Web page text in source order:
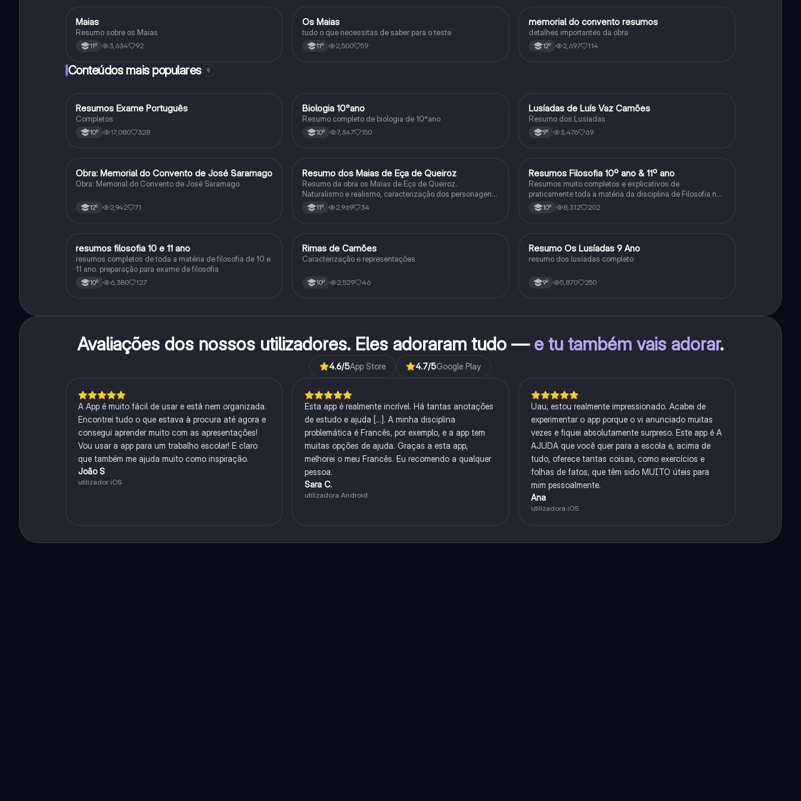
Português
Maias
Resumo sobre os Maias
11º 3,634 92
Português
Os Maias
tudo o que necessitas de saber para o teste
11º 2,500 59
Português
memorial do convento resumos
detalhes importantes da obra
12º 2,697 114
Conteúdos mais populares 9
Português
Resumos Exame Português
Completos
10º 17,080 328
Biologia
Biologia 10°ano
Resumo completo de biologia de 10°ano
10º 7,347 150
Português
Lusíadas de Luís Vaz Camões
Resumo dos Lusíadas
9º 3,476 69
Português
Obra: Memorial do Convento de José Saramago
Obra: Memorial do Convento de José Saramago
12º 2,942 71
Português
Resumo dos Maias de Eça de Queiroz
Resumo da obra os Maias de Eça de Queiroz.
Naturalismo e realismo, caracterização dos personagens
e contexto histórico.
11º 2,969 34
Filosofia
Resumos Filosofia 10º ano & 11º ano
Resumos muito completos e explicativos de
praticamente toda a matéria da disciplina de Filosofia no
10º 8,312 202
Filosofia
resumos filosofia 10 e 11 ano
resumos completos de toda a matéria de filosofia de 10 e
11 ano. preparação para exame de filosofia
10º 6,380 127
Português
Rimas de Camões
Caracterização e representações
10º 2,529 46
Português
Resumo Os Lusíadas 9 Ano
resumo dos lusíadas completo
9º 5,870 250
Avaliações dos nossos utilizadores. Eles adoraram tudo —e tu também vais adorar.
4.6/5App Store 4.7/5Google Play
A App é muito fácil de usar e está nem organizada.
Encontrei tudo o que estava à procura até agora e
consegui aprender muito com as apresentações!
Vou usar a app para um trabalho escolar! E claro
que também me ajuda muito como inspiração.
João S
utilizador iOS
Esta app é realmente incrível. Há tantas anotações
de estudo e ajuda [...]. A minha disciplina
problemática é Francês, por exemplo, e a app tem
muitas opções de ajuda. Graças a esta app,
melhorei o meu Francês. Eu recomendo a qualquer
pessoa.
Sara C.
utilizadora Android
Uau, estou realmente impressionado. Acabei de
experimentar o app porque o vi anunciado muitas
vezes e fiquei absolutamente surpreso. Este app é A
AJUDA que você quer para a escola e, acima de
tudo, oferece tantas coisas, como exercícios e
folhas de fatos, que têm sido MUITO úteis para
mim pessoalmente.
Ana
utilizadora iOS